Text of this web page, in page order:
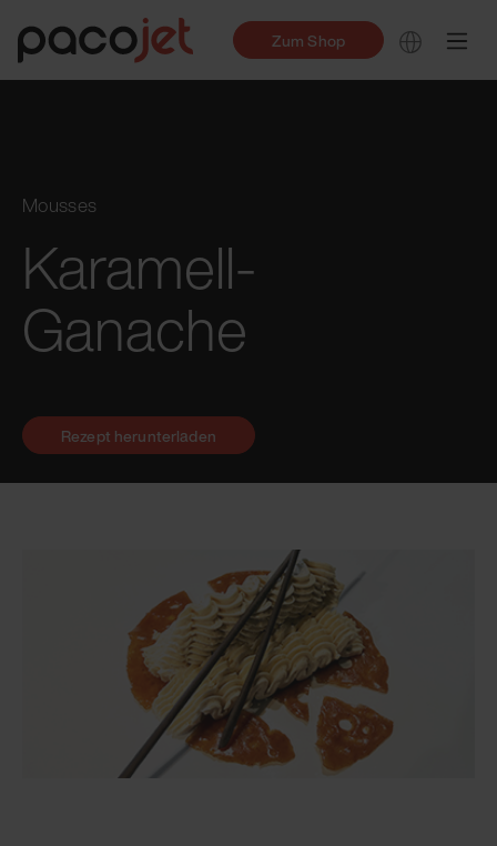
Zum Shop
Mousses
Karamell-
Ganache
Rezept herunterladen